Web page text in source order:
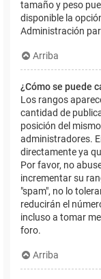
tamaño y peso
disponible la
Administración
Arriba
¿Cómo se puede
Los rangos
cantidad de
posición del
administradores.
directamente ya
Por favor, no
incrementar su
"spam", no lo
reducirán el
incluso a tomar
foro.
Arriba